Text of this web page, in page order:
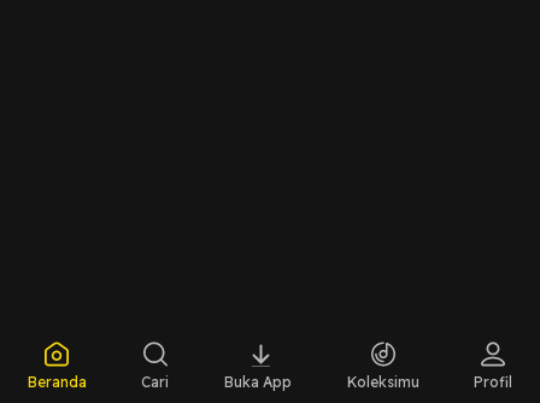
Beranda Cari Buka App Koleksimu Profil